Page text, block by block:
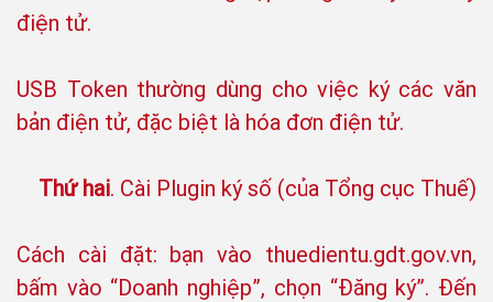
điện tử.
USB Token thường dùng cho việc ký các văn
bản điện tử, đặc biệt là hóa đơn điện tử.
Thứ hai. Cài Plugin ký số (của Tổng cục Thuế)
Cách cài đặt: bạn vào thuedientu.gdt.gov.vn,
bấm vào “Doanh nghiệp”, chọn “Đăng ký”. Đến